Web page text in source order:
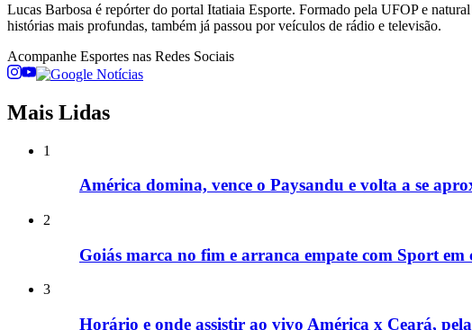
Lucas Barbosa é repórter do portal Itatiaia Esporte. Formado pela UFOP e
histórias mais profundas, também já passou por veículos de rádio e televisão.
Acompanhe Esportes nas Redes Sociais
Mais Lidas
1
América domina, vence o Paysandu e volta a se
2
Goiás marca no fim e arranca empate com Sport
3
Horário e onde assistir ao vivo América x Ceará,